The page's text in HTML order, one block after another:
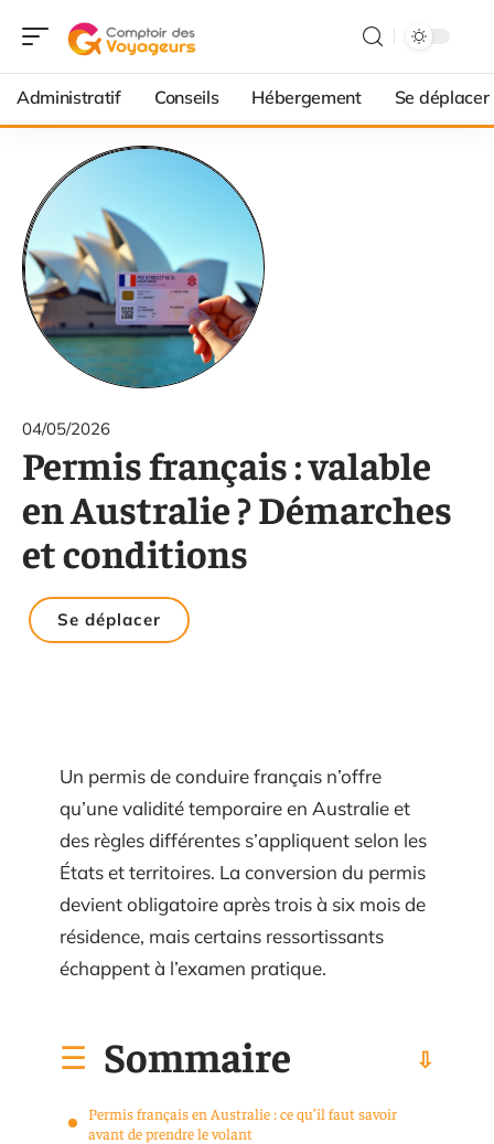
Administratif Conseils Hébergement Se déplacer
04/05/2026
Permis français : valable
en Australie ? Démarches
et conditions
Se déplacer
Un permis de conduire français n’offre
qu’une validité temporaire en Australie et
des règles différentes s’appliquent selon les
États et territoires. La conversion du permis
devient obligatoire après trois à six mois de
résidence, mais certains ressortissants
échappent à l’examen pratique.
Sommaire
Permis français en Australie : ce qu’il faut savoir
avant de prendre le volant